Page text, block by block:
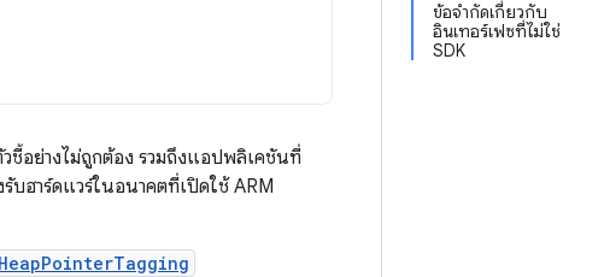
ข้อจำกัดเกี่ยวกับ
อินเทอร์เฟซที่ไม่ใช่
SDK
อย่างไม่ถูกต้อง รวมถึงแอปพลิเคชันที่
ฮาร์ดแวร์ในอนาคตที่เปิดใช้ ARM